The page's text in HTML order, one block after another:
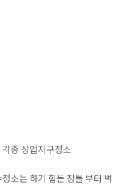
종 상업지구청소
소는 하기 힘든 창틀 부터 벽